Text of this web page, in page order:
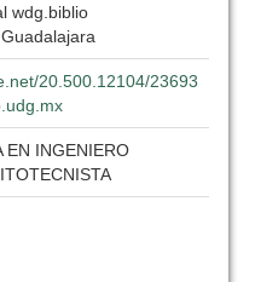
wdg.biblio
20.500.12104/23693
EN INGENIERO